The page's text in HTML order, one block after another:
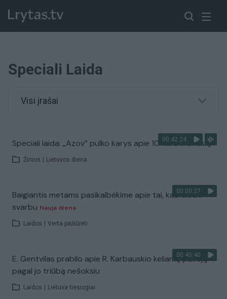
Speciali Laida
Visi įrašai
00:42:24
Speciali laida: „Azov” pulko karys apie 10 karo mėnesių
Žinios Lietuvos diena
00:00:27
Baigiantis metams pasikalbėkime apie tai, kas tikra ir
svarbu Nauja diena
Laidos Verta pažiūrėti
00:45:40
E. Gentvilas prabilo apie R. Karbauskio keliamą pavojų:
pagal jo triūbą nešoksiu
Laidos Lietuva tiesiogiai